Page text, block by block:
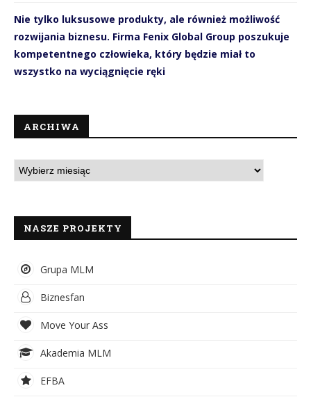
Nie tylko luksusowe produkty, ale również możliwość
rozwijania biznesu. Firma Fenix Global Group poszukuje
kompetentnego człowieka, który będzie miał to
wszystko na wyciągnięcie ręki
ARCHIWA
NASZE PROJEKTY
Grupa MLM
Biznesfan
Move Your Ass
Akademia MLM
EFBA